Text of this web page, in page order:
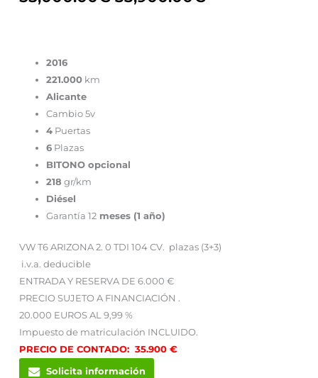
2016
221.000 km
Alicante
Cambio 5v
4 Puertas
6 Plazas
BITONO opcional
218 gr/km
Diésel
Garantía 12 meses (1 año)
VW T6 ARIZONA 2. 0 TDI 104 CV. plazas (3+3)
i.v.a. deducible
ENTRADA Y RESERVA DE 6.000 €
PRECIO SUJETO A FINANCIACIÓN .
20.000 EUROS AL 9,99 %
Impuesto de matriculación INCLUIDO.
PRECIO DE CONTADO: 35.900 €
Solicita información